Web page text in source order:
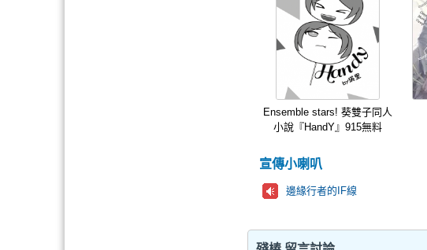
Ensemble stars! 葵雙子同人
小說『HandY』915無料
宣傳小喇叭
邊緣行者的IF線